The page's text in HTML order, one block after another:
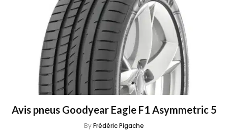
Avis pneus Goodyear Eagle F1 Asymmetric 5
ByFrédéric Pigache